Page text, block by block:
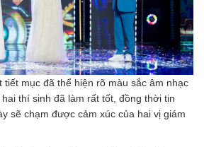
tiết mục đã thể hiện rõ màu sắc âm nhạc
thí sinh đã làm rất tốt, đồng thời tin
sẽ chạm được cảm xúc của hai vị giám